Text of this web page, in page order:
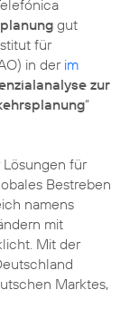
gut
für
in der im
zur
“
Lösungen für
Bestreben
namens
mit
Mit der
Marktes,